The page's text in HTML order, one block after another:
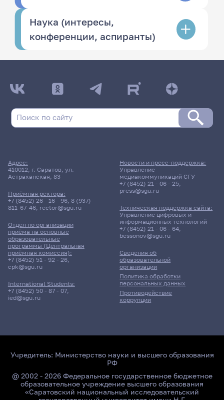
Наука (интересы,
конференции, аспиранты)
Адрес:
410012, г. Саратов, ул.
Астраханская, 83
Приёмная ректора:
+7 (8452) 26 - 16 - 96, 8 (937)
811-67-46, rector@sgu.ru
Отдел по организации
приёма на основные
образовательные
программы (Центральная
приёмная комиссия):
+7 (8452) 51 - 92 - 26,
cpk@sgu.ru
International Students:
+7 (8452) 50 - 87 - 07,
ied@sgu.ru
Сведения об
образовательной
организации
Политика обработки
персональных данных
Противодействие
коррупции
Новости и пресс-поддержка:
Управление
медиакоммуникаций СГУ
+7 (8452) 21 - 06 - 25,
press@sgu.ru
Техническая поддержка сайта:
Управление цифровых и
информационных технологий
+7 (8452) 21 - 06 - 64,
bessonov@sgu.ru
Учредитель: Министерство науки и высшего образования
РФ
@ 2002 - 2026 Федеральное государственное бюджетное
образовательное учреждение высшего образования
«Саратовский национальный исследовательский